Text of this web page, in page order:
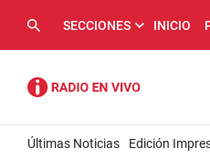
SECCIONES INICIO
Últimas Noticias Edición